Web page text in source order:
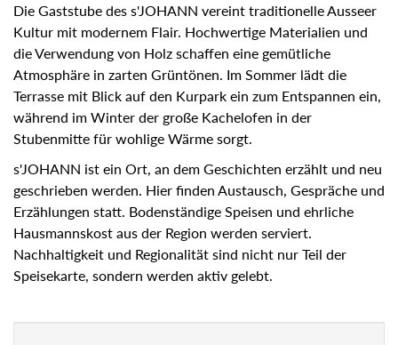
Die Gaststube des s'JOHANN vereint traditionelle Ausseer
Kultur mit modernem Flair. Hochwertige Materialien und
die Verwendung von Holz schaffen eine gemütliche
Atmosphäre in zarten Grüntönen. Im Sommer lädt die
Terrasse mit Blick auf den Kurpark ein zum Entspannen ein,
während im Winter der große Kachelofen in der
Stubenmitte für wohlige Wärme sorgt.
s'JOHANN ist ein Ort, an dem Geschichten erzählt und neu
geschrieben werden. Hier finden Austausch, Gespräche und
Erzählungen statt. Bodenständige Speisen und ehrliche
Hausmannskost aus der Region werden serviert.
Nachhaltigkeit und Regionalität sind nicht nur Teil der
Speisekarte, sondern werden aktiv gelebt.